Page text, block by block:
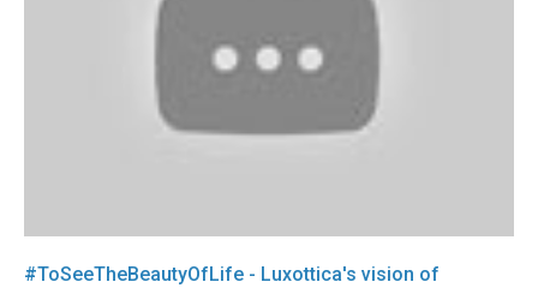
#ToSeeTheBeautyOfLife - Luxottica's vision of